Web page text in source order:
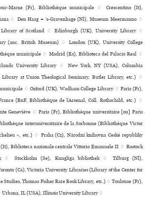
sur-Marne (Fr), Bibliothèque muni­ci­pale ♢ Crescentino (It),
♢ Den Haag = ’s-Gravenhage (Nl), Museum Meermanno ♢
of Scotland ♢ Edinburgh (UK), University Library ♢
(anc. British Museum) ♢ London (UK), University College
muni­ci­pale ♢ Madrid (Es), Biblioteca del Palacio Real ♢
University Library ♢ New York, NY (USA), Columbia
at Union Theological Seminary, Butler Library, etc.) ♢
♢ Oxford (UK), Wadham College Library ♢ Paris (Fr),
(BnF, Bibliothèque de l’Arsenal, Coll. Rothschild, etc.) ♢
Geneviève ♢ Paris (Fr), Bibliothèque uni­ver­si­taire [ou] Paris
inte­ru­ni­ver­si­taire de la Sorbonne (Bibliothèque Victor
», etc.) ♢ Praha (Cz), Národní kni­hovna Ceské repu­bliky
Biblioteca nazio­nale cen­trale Vittorio Emanuele II ♢ Rostock
♢ Stockholm (Se), Kungliga bibliothek ♢ Tilburg (Nl),
(Ca), Victoria University Libraries (Library of the Center for
Studies, Thomas Fisher Rare Book Library, etc.) ♢ Toulouse (Fr),
Urbana, IL (USA), Illinois University Library ♢